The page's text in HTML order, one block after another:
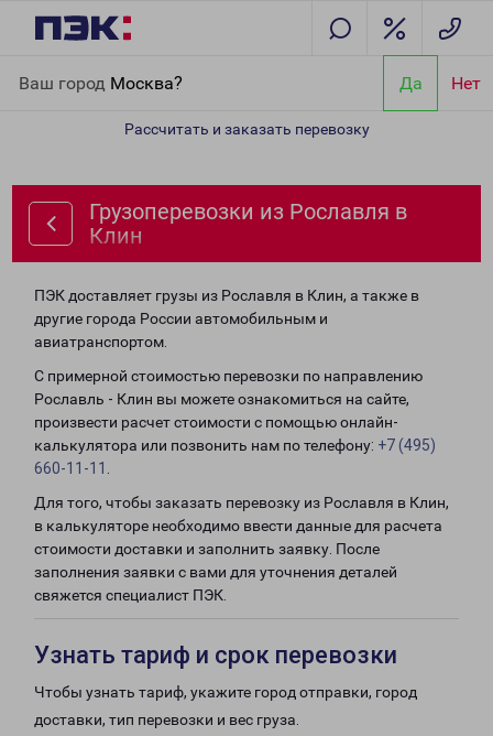
Ваш город Москва? Да Нет
Рассчитать и заказать перевозку
Грузоперевозки из Рославля в
Клин
ПЭК доставляет грузы из Рославля в Клин, а также в
другие города России автомобильным и
авиатранспортом.
С примерной стоимостью перевозки по направлению
Рославль - Клин вы можете ознакомиться на сайте,
произвести расчет стоимости с помощью онлайн-
калькулятора или позвонить нам по телефону: +7 (495)
660-11-11
Для того, чтобы заказать перевозку из Рославля в Клин,
в калькуляторе необходимо ввести данные для расчета
стоимости доставки и заполнить заявку. После
заполнения заявки с вами для уточнения деталей
свяжется специалист ПЭК.
Узнать тариф и срок перевозки
Чтобы узнать тариф, укажите город отправки, город
доставки, тип перевозки и вес груза.